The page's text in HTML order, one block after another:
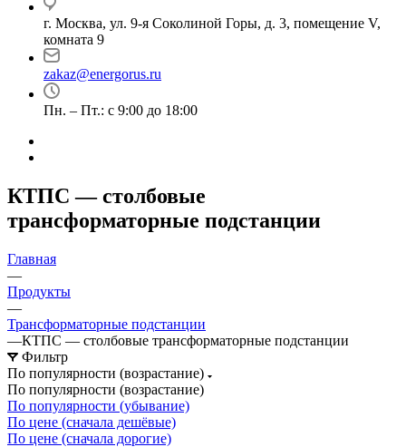
г. Москва, ул. 9-я Соколиной Горы, д. 3, помещение V,
комната 9
zakaz@energorus.ru
Пн. – Пт.: с 9:00 до 18:00
КТПС — столбовые
трансформаторные подстанции
Главная
—
Продукты
—
Трансформаторные подстанции
—КТПС — столбовые трансформаторные подстанции
Фильтр
По популярности (возрастание)
По популярности (возрастание)
По популярности (убывание)
По цене (сначала дешёвые)
По цене (сначала дорогие)